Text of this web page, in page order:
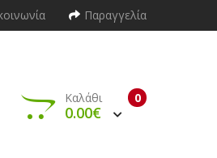
Παραγγελία
0
Καλάθι
0.00€